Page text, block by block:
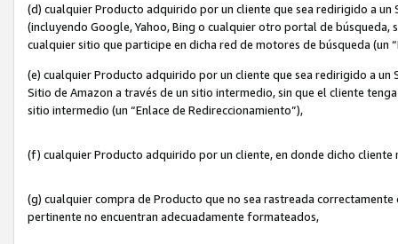
(d) cualquier Producto adquirido por un cliente que sea redirigido a
(incluyendo Google, Yahoo, Bing o cualquier otro portal de
cualquier sitio que participe en dicha red de motores de búsqueda (un
(e) cualquier Producto adquirido por un cliente que sea redirigido a un
Sitio de Amazon a través de un sitio intermedio, sin que el cliente
sitio intermedio (un “Enlace de Redireccionamiento”),
(f) cualquier Producto adquirido por un cliente, en donde dicho
(g) cualquier compra de Producto que no sea rastreada
pertinente no encuentran adecuadamente formateados,